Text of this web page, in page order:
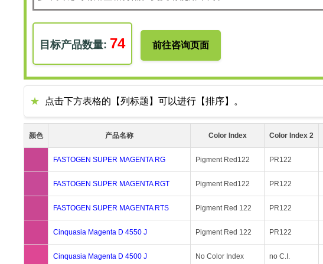
74 前往咨询页面
点击下方表格的【列标题】可以进行【排序】。
颜色 产品名称 Color Index Color Index 2
FASTOGEN SUPER MAGENTA RG Pigment Red122 PR122
FASTOGEN SUPER MAGENTA RGT Pigment Red122 PR122
FASTOGEN SUPER MAGENTA RTS Pigment Red 122 PR122
Cinquasia Magenta D 4550 J Pigment Red 122 PR122
Cinquasia Magenta D 4500 J No Color Index no C.I.